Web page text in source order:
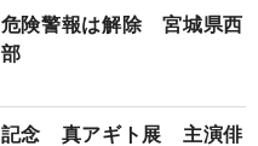
危険警報は解除 宮城県西
記念 真アギト展 主演俳